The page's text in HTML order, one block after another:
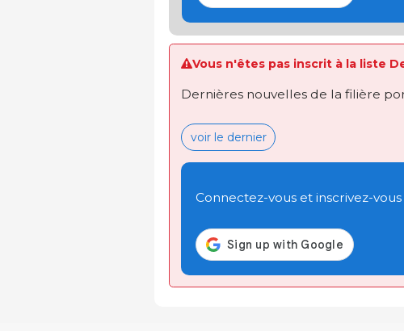
Vous n'êtes pas inscrit à la liste
Dernières nouvelles de la filière
voir le dernier
Connectez-vous et inscrivez-vous